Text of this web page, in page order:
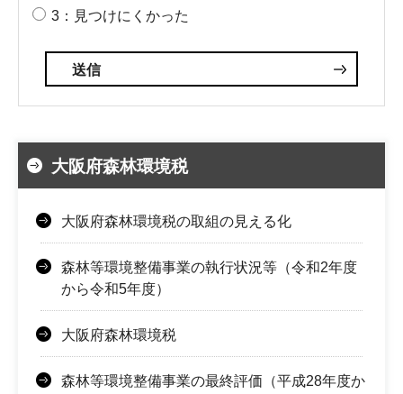
3：見つけにくかった
大阪府森林環境税
大阪府森林環境税の取組の見える化
森林等環境整備事業の執行状況等（令和2年度
から令和5年度）
大阪府森林環境税
森林等環境整備事業の最終評価（平成28年度か